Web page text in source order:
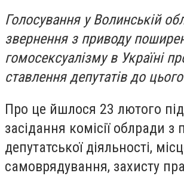
Голосування у Волинській
звернення з приводу
гомосексуалізму в Україні
ставлення депутатів до
Про це йшлося 23 лютого
засідання комісії облради з
депутатської діяльності,
самоврядування, захисту